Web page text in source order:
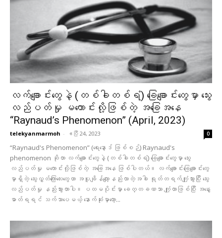
လက်ချောင်းတွေနဲ့ (တစ်ခါတစ်ရံ) ခြေချောင်းတွေမှာ သွေး
လည်ပတ်မှု မကောင်းလို့ဖြစ်တဲ့ အခြေအနေ
“Raynaud’s Phenomenon” (April, 2023)
telekyanmarmoh - ဧပြီ 24, 2023 0
“Raynaud's Phenomenon” (ရေးနော့ဒ် ဖြစ်စဉ်) Raynaud's
phenomenon ဆိုတာ လက်ချောင်းတွေနဲ့ (တစ်ခါတစ်ရံ) ခြေချောင်းတွေမှာ သွေး
လည်ပတ်မှု မကောင်းလို့ဖြစ်တဲ့ အခြေအနေ ဖြစ်ပါတယ်။ လက်ချောင်းခြေချောင်းတွေ
မှာရှိတဲ့ သွေးလွှတ်ကြောလေးတွေဟာ အပူချိန်လျော့နည်းလာတဲ့အခါ ရုတ်တရက်ကျုံ့သွားပြီး သွေး
လည်ပတ်မှု နည်းသွားတာပါ။ ပထမပိုင်းမှာ ခေတ္တခဏသာ ကျုံ့တာဖြစ်ပြီး အနွေး
ဓာတ်ရရင် သက်သာပေမယ့် နောက်ဆုံးမှာတော့...